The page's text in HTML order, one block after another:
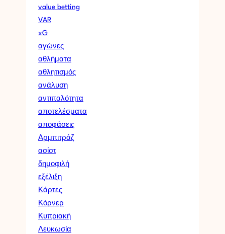
value betting
VAR
xG
αγώνες
αθλήματα
αθλητισμός
ανάλυση
αντιπαλότητα
αποτελέσματα
αποφάσεις
Αρμπιτράζ
ασίστ
δημοφιλή
εξέλιξη
Κάρτες
Κόρνερ
Κυπριακή
Λευκωσία